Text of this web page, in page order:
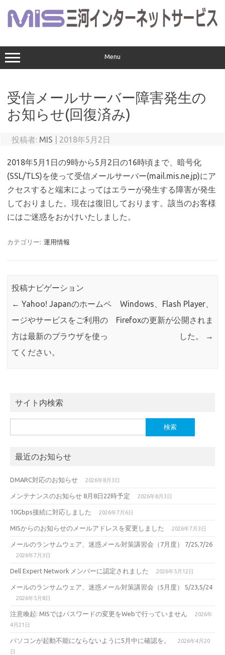
ス
キ
ッ
Menu
受信メールサーバー障害発生の
お知らせ(回復済み)
投稿者: MIS 2018年5月2日
2018年5月1日の9時から5月2日の16時頃まで、暗号化
(SSL/TLS)を使って受信メールサーバー(mail.mis.ne.jp)にア
クセスすると端末によってはエラーが発生する障害が発生
しておりました。現在は復旧しております。該当のお客様
にはご迷惑をおかけいたしました。
カテゴリー: 運用情報
投稿ナビゲーション
← Yahoo! Japanのホームペ
ージやサービスをご利用の
方は最新のブラウザを使っ
てください。
Windows、Flash Player、
Firefoxの更新が公開されま
した。
→
サイト内検索
索:
最近のお知らせ
DMARC対応のお知らせ 2026年8月3日
メンテナンスのお知らせ 8月8日22時予定 2026年8月3日
10Gbps接続に対応しました 2026年7月6日
MISからのお知らせのメールアドレスを変更しました 2026年7月3日
メールのランサムウェア、迷惑メール対策講習会（7月度） 7/25,7/26
2026年7月3日
Dell Expert Network メンバーに認定されました 2026年5月12日
メールのランサムウェア、迷惑メール対策講習会（5月度） 5/23,5/24
2026年5月8日
注意喚起: MISではパスワードの変更をWebで行っていません
2026年
4月21日
パソコンが起動不能にならないように5月中に確認を。
2026年4月20
日